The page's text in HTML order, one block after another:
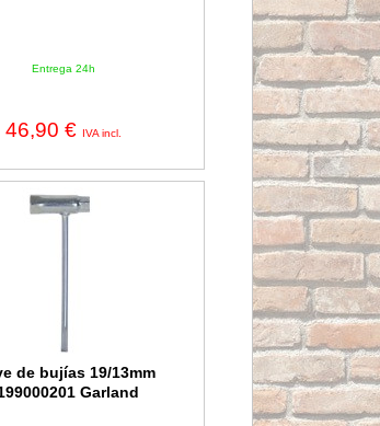
Entrega 24h
46,90 € IVA incl.
de bujías 19/13mm
Garland
19/13mm 7199000201 Garland